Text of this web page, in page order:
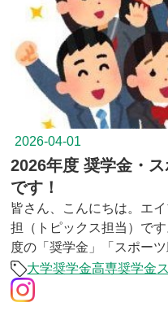
2026-04-01
2026年度 奨学金・
です！
皆さん、こんにちは。エ
担（トピックス担当）で
度の「奨学金」「スポー
大学奨学金高専奨学金